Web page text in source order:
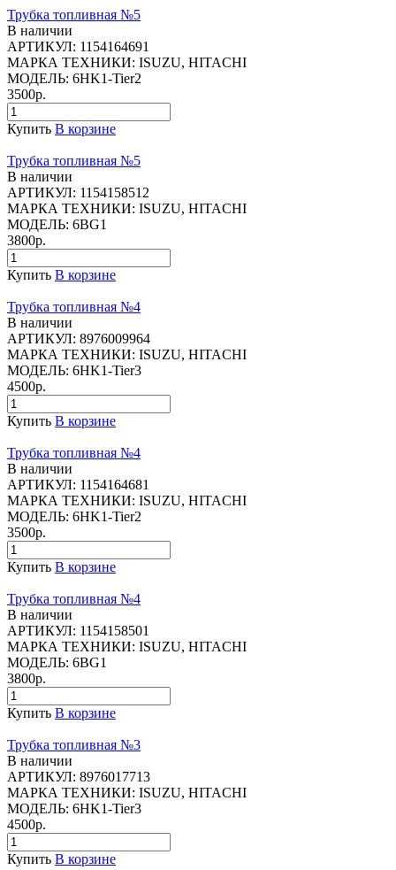
Трубка топливная №5
В наличии
АРТИКУЛ: 1154164691
МАРКА ТЕХНИКИ: ISUZU, HITACHI
МОДЕЛЬ: 6HK1-Tier2
3500р.
Купить В корзине
Трубка топливная №5
В наличии
АРТИКУЛ: 1154158512
МАРКА ТЕХНИКИ: ISUZU, HITACHI
МОДЕЛЬ: 6BG1
3800р.
Купить В корзине
Трубка топливная №4
В наличии
АРТИКУЛ: 8976009964
МАРКА ТЕХНИКИ: ISUZU, HITACHI
МОДЕЛЬ: 6HK1-Tier3
4500р.
Купить В корзине
Трубка топливная №4
В наличии
АРТИКУЛ: 1154164681
МАРКА ТЕХНИКИ: ISUZU, HITACHI
МОДЕЛЬ: 6HK1-Tier2
3500р.
Купить В корзине
Трубка топливная №4
В наличии
АРТИКУЛ: 1154158501
МАРКА ТЕХНИКИ: ISUZU, HITACHI
МОДЕЛЬ: 6BG1
3800р.
Купить В корзине
Трубка топливная №3
В наличии
АРТИКУЛ: 8976017713
МАРКА ТЕХНИКИ: ISUZU, HITACHI
МОДЕЛЬ: 6HK1-Tier3
4500р.
Купить В корзине